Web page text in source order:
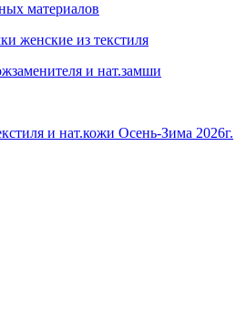
материалов
женские из текстиля
и нат.замши
и нат.кожи Осень-Зима 2026г.